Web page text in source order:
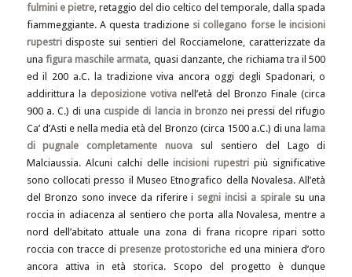
fulmini e pietre, retaggio del dio celtico del temporale, dalla spada
fiammeggiante. A questa tradizione si collegano forse le incisioni
rupestridisposte sui sentieri del Rocciamelone, caratterizzate da
una figura maschile armata, quasi danzante, che richiama tra il 500
ed il 200 a.C. la tradizione viva ancora oggi degli Spadonari, o
addirittura la deposizione votivanell’età del Bronzo Finale (circa
900 a. C.) di una cuspide di lancia in bronzonei pressi del rifugio
Ca’ d’Asti e nella media età del Bronzo (circa 1500 a.C.) di una lama
di pugnale completamente nuova sul sentiero del Lago di
Malciaussia. Alcuni calchi delleincisioni rupestri più significative
sono collocati presso il Museo Etnografico della Novalesa. All’età
del Bronzo sono invece da riferire i segni incisi a spirale su una
roccia in adiacenza al sentiero che porta alla Novalesa, mentre a
nord dell’abitato attuale una zona di frana ricopre ripari sotto
roccia con tracce di presenze protostoriche ed una miniera d’oro
ancora attiva in età storica. Scopo del progetto è dunque